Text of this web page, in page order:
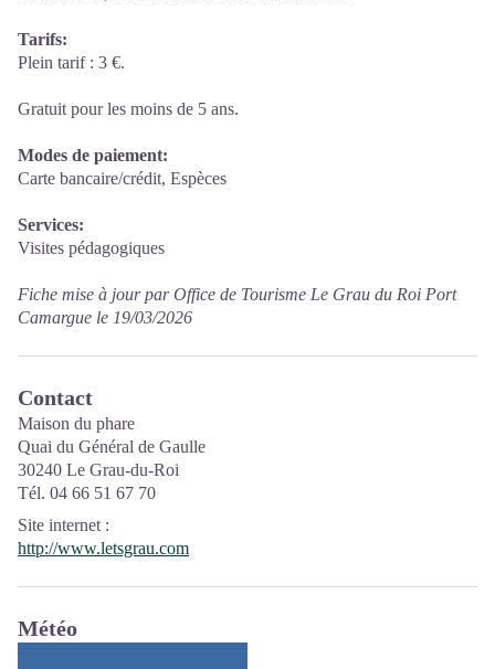
Tarifs:
Plein tarif : 3 €.
Gratuit pour les moins de 5 ans.
Modes de paiement:
Carte bancaire/crédit, Espèces
Services:
Visites pédagogiques
Fiche mise à jour par Office de Tourisme Le Grau du Roi Port
Camargue le 19/03/2026
Contact
Maison du phare
Quai du Général de Gaulle
30240 Le Grau-du-Roi
Tél. 04 66 51 67 70
Site internet :
http://www.letsgrau.com
Météo